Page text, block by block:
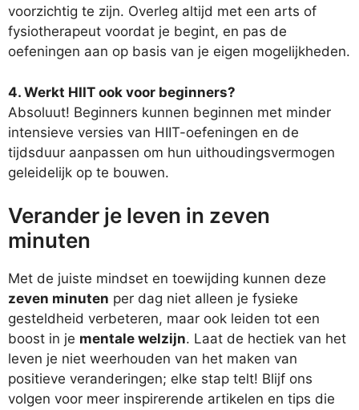
voorzichtig te zijn. Overleg altijd met een arts of
fysiotherapeut voordat je begint, en pas de
oefeningen aan op basis van je eigen mogelijkheden.
4. Werkt HIIT ook voor beginners?
Absoluut! Beginners kunnen beginnen met minder
intensieve versies van HIIT-oefeningen en de
tijdsduur aanpassen om hun uithoudingsvermogen
geleidelijk op te bouwen.
Verander je leven in zeven
minuten
Met de juiste mindset en toewijding kunnen deze
zeven minuten per dag niet alleen je fysieke
gesteldheid verbeteren, maar ook leiden tot een
boost in je mentale welzijn. Laat de hectiek van het
leven je niet weerhouden van het maken van
positieve veranderingen; elke stap telt! Blijf ons
volgen voor meer inspirerende artikelen en tips die